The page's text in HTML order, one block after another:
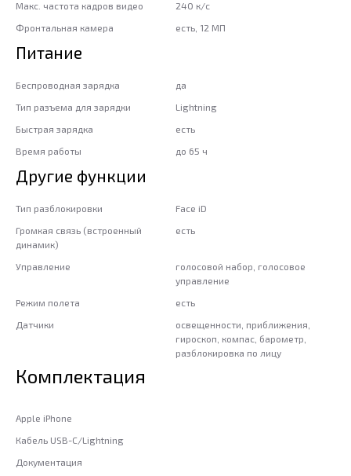
Макс. частота кадров видео
240 к/с
Фронтальная камера
есть, 12 МП
Питание
Беспроводная зарядка
да
Тип разъема для зарядки
Lightning
Быстрая зарядка
есть
Время работы
до 65 ч
Другие функции
Тип разблокировки
Face iD
Громкая связь (встроенный
динамик)
есть
Управление
голосовой набор, голосовое
управление
Режим полета
есть
Датчики
освещенности, приближения,
гироскоп, компас, барометр,
разблокировка по лицу
Комплектация
Apple iPhone
Кабель USB-C/Lightning
Документация